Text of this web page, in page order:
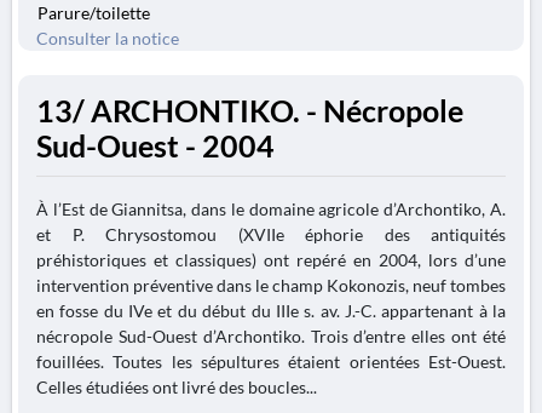
Parure/toilette
Consulter la notice
13/ ARCHONTIKO. - Nécropole
Sud-Ouest - 2004
À l’Est de Giannitsa, dans le domaine agricole d’Archontiko, A.
et P. Chrysostomou (XVIIe éphorie des antiquités
préhistoriques et classiques) ont repéré en 2004, lors d’une
intervention préventive dans le champ Kokonozis, neuf tombes
en fosse du IVe et du début du IIIe s. av. J.-C. appartenant à la
nécropole Sud-Ouest d’Archontiko. Trois d’entre elles ont été
fouillées. Toutes les sépultures étaient orientées Est-Ouest.
Celles étudiées ont livré des boucles...